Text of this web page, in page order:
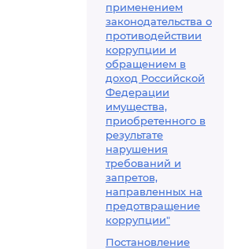
применением
законодательства о
противодействии
коррупции и
обращением в
доход Российской
Федерации
имущества,
приобретенного в
результате
нарушения
требований и
запретов,
направленных на
предотвращение
коррупции"
Постановление